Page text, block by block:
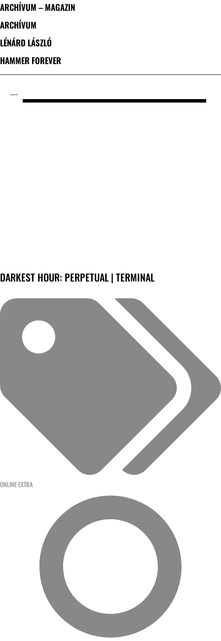
ARCHÍVUM – MAGAZIN
ARCHÍVUM
LÉNÁRD LÁSZLÓ
HAMMER FOREVER
DARKEST HOUR: PERPETUAL | TERMINAL
ONLINE EXTRA